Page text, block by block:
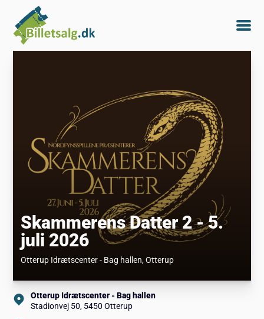
Skammerens Datter 2 - 5.
juli 2026
Otterup Idrætscenter - Bag hallen, Otterup
Otterup Idrætscenter - Bag hallen
Stadionvej 50, 5450 Otterup